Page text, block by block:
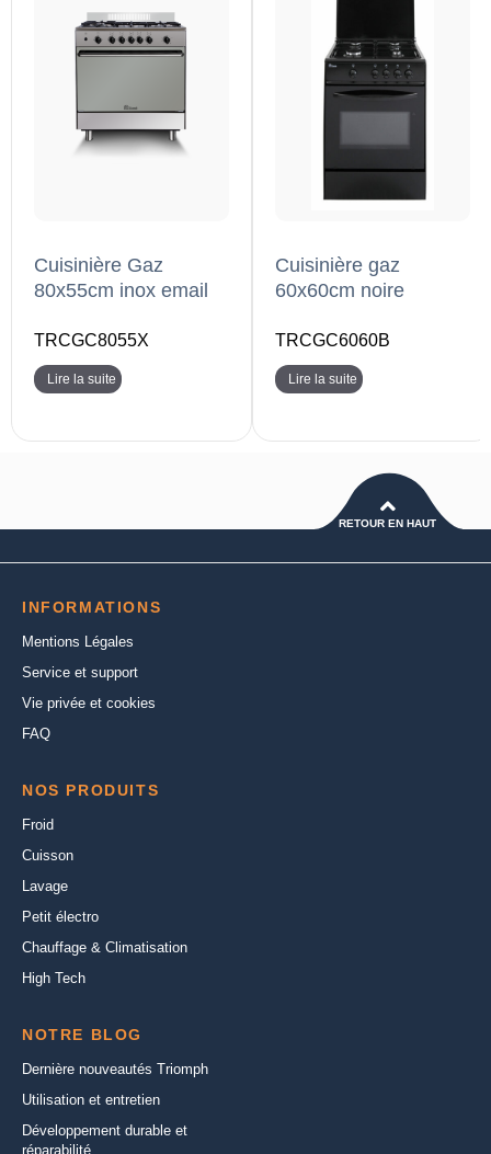
Cuisinière Gaz
80x55cm inox email
TRCGC8055X
Lire la suite
Cuisinière gaz
60x60cm noire
TRCGC6060B
Lire la suite
RETOUR EN HAUT
INFORMATIONS
Mentions Légales
Service et support
Vie privée et cookies
FAQ
NOS PRODUITS
Froid
Cuisson
Lavage
Petit électro
Chauffage & Climatisation
High Tech
NOTRE BLOG
Dernière nouveautés Triomph
Utilisation et entretien
Développement durable et
réparabilité